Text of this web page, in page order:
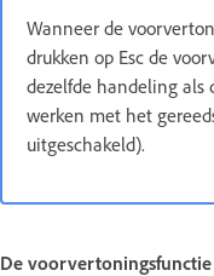
Wanneer de
drukken op Esc de
dezelfde handeling als
werken met het
uitgeschakeld).
De